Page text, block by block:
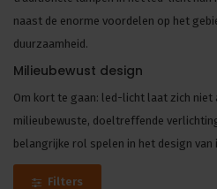
naast de enorme voordelen op het
duurzaamheid.
Milieubewust design
Om kort te gaan: led-licht laat zich
milieubewuste, doeltreffende
belangrijke rol spelen in het design van
Filters